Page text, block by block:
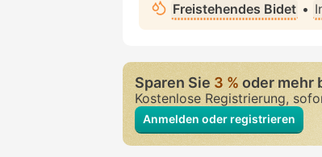
Freistehendes Bidet •
Sparen Sie3 %oder mehr
Kostenlose Registrierung,
Anmelden oder registrieren